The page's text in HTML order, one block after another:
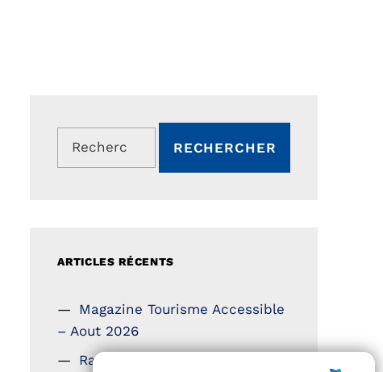
Rechercher :
ARTICLES RÉCENTS
Magazine Tourisme Accessible
– Aout 2026
Rallye Aicha des Gazelles –